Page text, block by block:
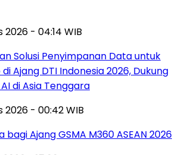
- 04:14 WIB
Solusi Penyimpanan Data untuk
Ajang DTI Indonesia 2026, Dukung
di Asia Tenggara
2026 - 00:42 WIB
bagi Ajang GSMA M360 ASEAN 2026